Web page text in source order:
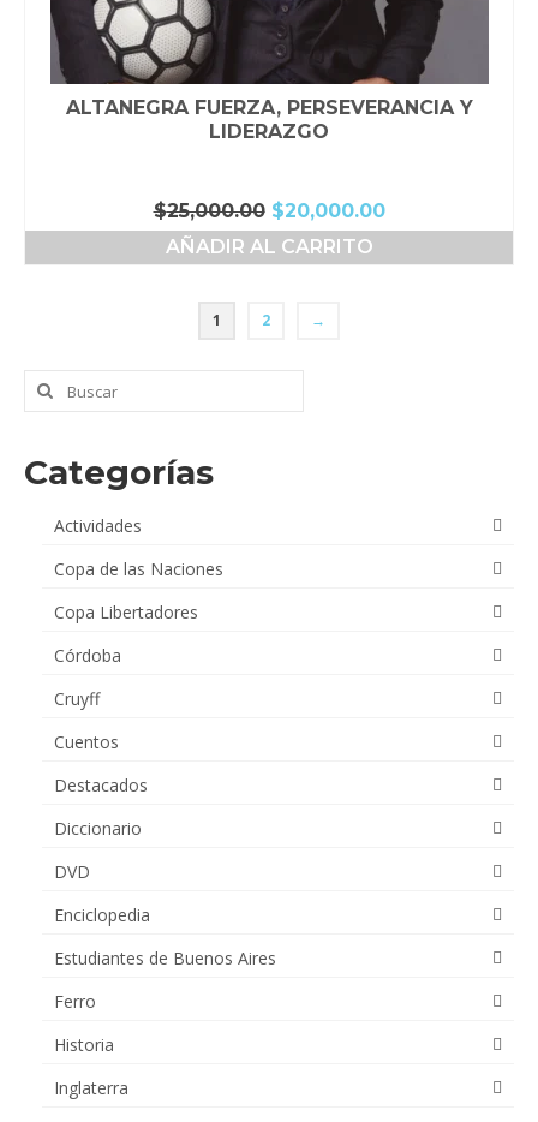
ALTANEGRA FUERZA, PERSEVERANCIA Y
LIDERAZGO
$25,000.00 El
precio
original
$20,000.00El
precio
AÑADIR AL CARRITO
1 2 →
Buscar
por:
Categorías
Actividades
Copa de las Naciones
Copa Libertadores
Córdoba
Cruyff
Cuentos
Destacados
Diccionario
DVD
Enciclopedia
Estudiantes de Buenos Aires
Ferro
Historia
Inglaterra